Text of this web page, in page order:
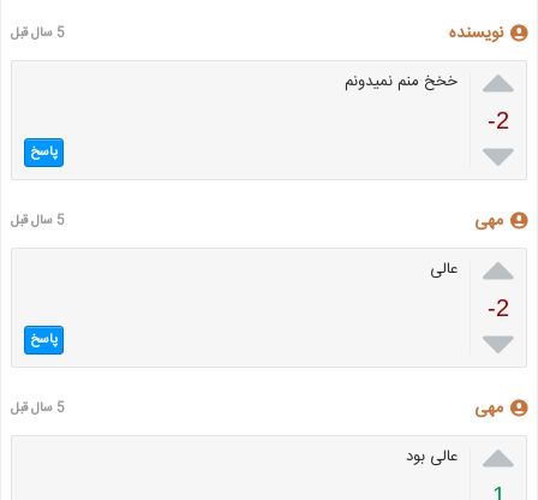
نویسنده 5 سال قبل

-2

خخخ منم نمیدونم
پاسخ
مهی 5 سال قبل

-2

عالی
پاسخ
مهی 5 سال قبل

1
عالی بود